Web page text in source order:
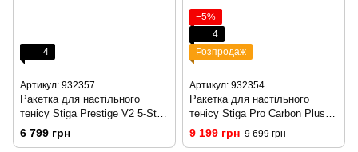
4
Артикул: 932357
Ракетка для настільного
тенісу Stiga Prestige V2 5-Star
FL (1215-1305-35)
6 799 грн
−5%
4
Розпродаж
Артикул: 932354
Ракетка для настільного
тенісу Stiga Pro Carbon Plus
Cybershape Truls Edition 5 Star
FL (1215-1306-35)
9 199 грн 9 699 грн